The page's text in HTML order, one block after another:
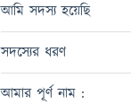
আমি সদস্য হয়েছি
সদস্যের ধরণ
আমার পূর্ণ নাম :